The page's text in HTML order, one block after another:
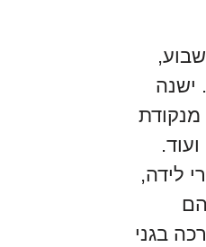
ישנה
מנקודת
לידה,
בגני